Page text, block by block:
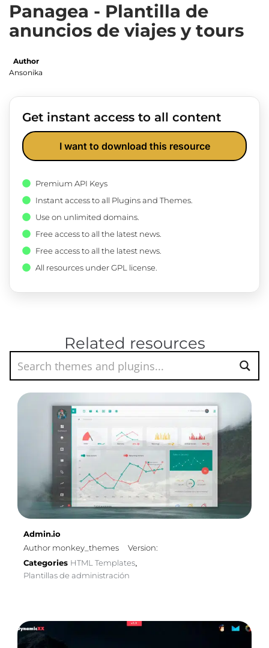
Panagea - Plantilla de
anuncios de viajes y tours
Author
Ansonika
Get instant access to all content
I want to download this resource
Premium API Keys
Instant access to all Plugins and Themes.
Use on unlimited domains.
Free access to all the latest news.
Free access to all the latest news.
All resources under GPL license.
Related resources
Admin.io
Author monkey_themes
Version:
Categories HTML Templates
Plantillas de administración